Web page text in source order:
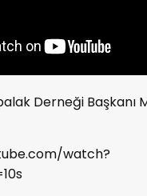
Derneği Başkanı
watch?